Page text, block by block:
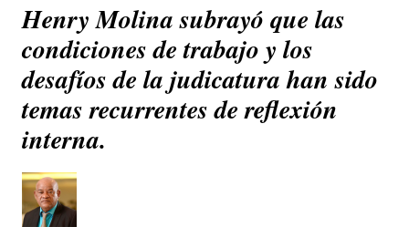
Henry Molina subrayó que las
condiciones de trabajo y los
desafíos de la judicatura han sido
temas recurrentes de reflexión
interna.